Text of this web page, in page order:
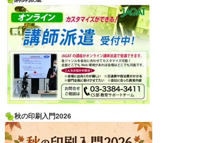
秋の印刷入門2026